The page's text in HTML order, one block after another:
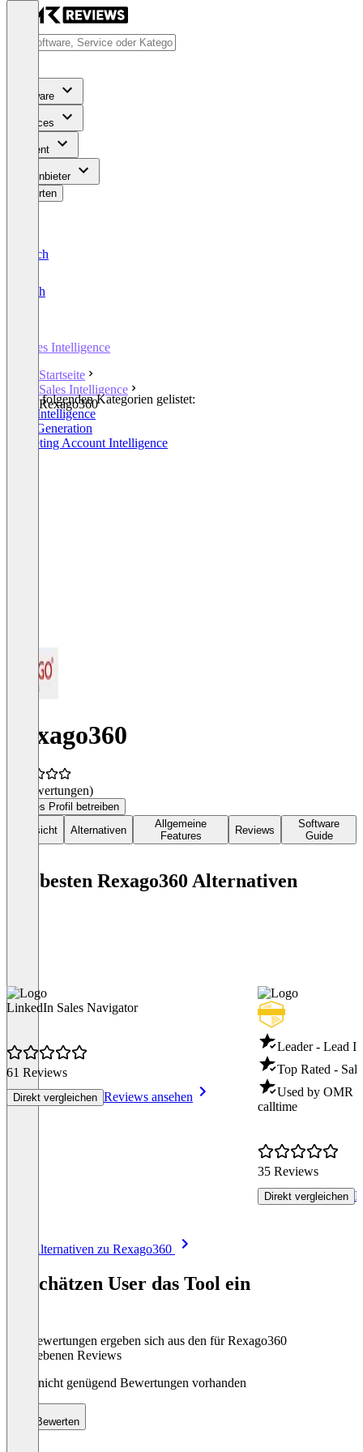
Software
Services
Content
Für Anbieter
Bewerten
Deutsch
English
Sales Intelligence
Startseite
Sales Intelligence
Rexago360
In den folgenden Kategorien gelistet:
Sales Intelligence
Lead Generation
Marketing Account Intelligence
Rexago360
(0 Bewertungen)
Dieses Profil betreiben
Übersicht
Alternativen
Allgemeine
Features
Reviews
Software
Guide
Die besten Rexago360 Alternativen
LinkedIn Sales Navigator
61 Reviews
Direkt vergleichen Reviews ansehen
Leader - Lead
Top Rated -
Used by OMR -
calltime
35 Reviews
Direkt vergleichen
Alle Alternativen zu Rexago360
So schätzen User das Tool ein
Die Bewertungen ergeben sich aus den für Rexago360
abgegebenen Reviews
Noch nicht genügend Bewertungen vorhanden
Bewerten